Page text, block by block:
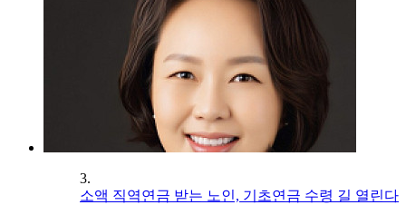
3.
소액 직역연금 받는 노인, 기초연금 수령 길 열린다